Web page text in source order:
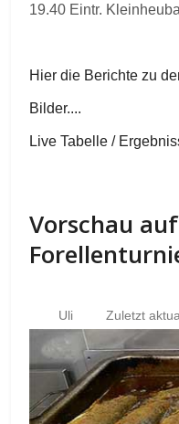
19.40 Eintr.
Hier die Berichte zu
Bilder....
Live Tabelle /
Vorschau
Uli Zuletzt